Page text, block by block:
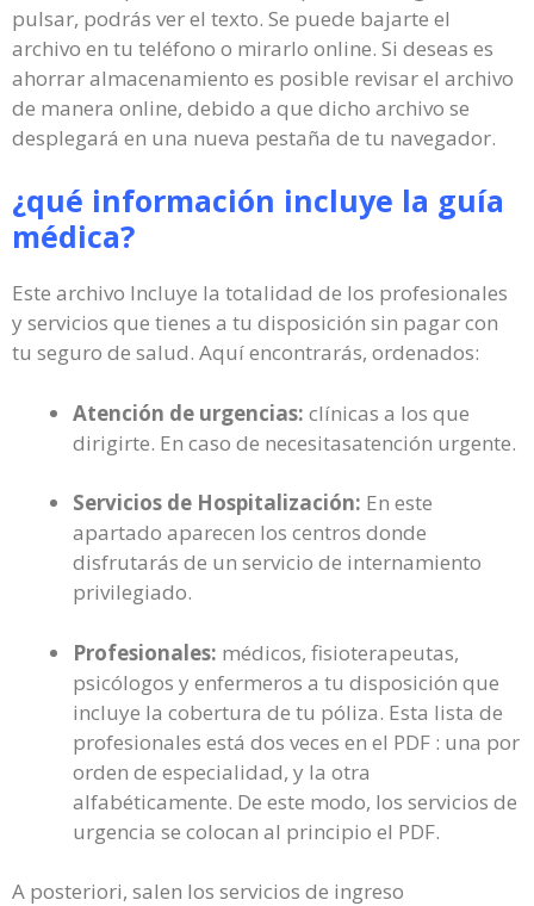
pulsar, podrás ver el texto. Se puede bajarte el
archivo en tu teléfono o mirarlo online. Si deseas es
ahorrar almacenamiento es posible revisar el archivo
de manera online, debido a que dicho archivo se
desplegará en una nueva pestaña de tu navegador.
¿qué información incluye la guía
médica?
Este archivo Incluye la totalidad de los profesionales
y servicios que tienes a tu disposición sin pagar con
tu seguro de salud. Aquí encontrarás, ordenados:
Atención de urgencias: clínicas a los que
dirigirte. En caso de necesitasatención urgente.
Servicios de Hospitalización: En este
apartado aparecen los centros donde
disfrutarás de un servicio de internamiento
privilegiado.
Profesionales: médicos, fisioterapeutas,
psicólogos y enfermeros a tu disposición que
incluye la cobertura de tu póliza. Esta lista de
profesionales está dos veces en el PDF : una por
orden de especialidad, y la otra
alfabéticamente. De este modo, los servicios de
urgencia se colocan al principio el PDF.
A posteriori, salen los servicios de ingreso